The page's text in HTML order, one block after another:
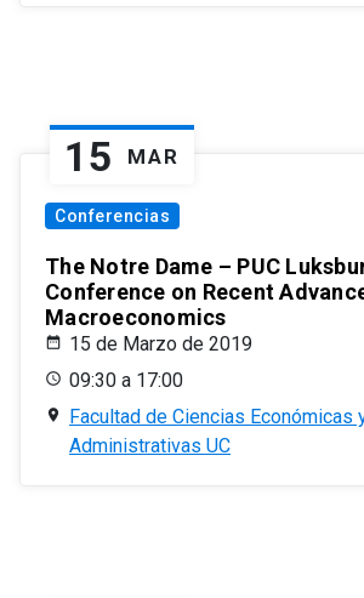
15 MAR
Conferencias
The Notre Dame – PUC
Conference on Recent
Macroeconomics
15 de Marzo de 2019
09:30 a 17:00
Facultad de Ciencias Económicas
Administrativas UC